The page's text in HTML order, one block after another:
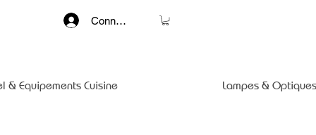
Connexion
& Equipements Cuisine Lampes &